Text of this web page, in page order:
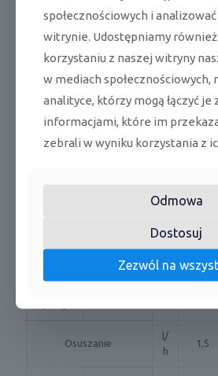
COP grzanie - 5,93
SCOP
grzanie
(strefa
umiarkowa
- 5,3
A+++/
A 6,5/9,5
Osuszanie
l/
h
1,5
społecznościowych i
witrynie. Udostępniamy
korzystaniu z naszej witryny
w mediach społecznościowych,
analityce, którzy mogą łączyć je
informacjami, które im
zebrali w wyniku korzystania z
Odmowa
Dostosuj
Zezwól na